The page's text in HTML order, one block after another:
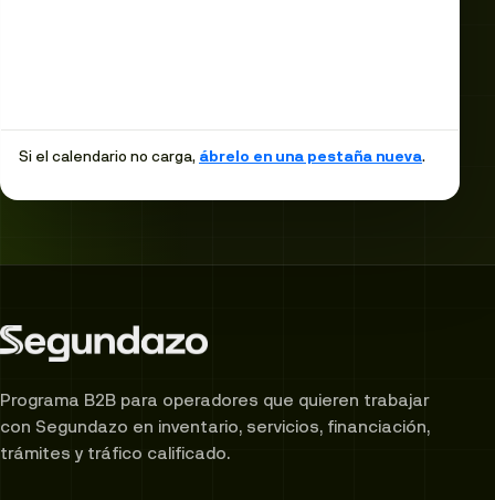
Si el calendario no carga, ábrelo en una pestaña nueva.
Programa B2B para operadores que quieren trabajar
con Segundazo en inventario, servicios, financiación,
trámites y tráfico calificado.